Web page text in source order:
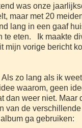
was onze
maar met 20
lang in een gaaf
te eten. Ik maakte
mijn vorige bericht
Als zo lang als ik
waarom, geen
dan weer niet. Maar
van de
ga gebruiken: